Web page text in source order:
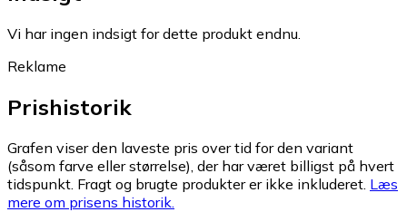
Vi har ingen indsigt for dette produkt endnu.
Reklame
Prishistorik
Grafen viser den laveste pris over tid for den variant
(såsom farve eller størrelse), der har været billigst på hvert
tidspunkt. Fragt og brugte produkter er ikke inkluderet. Læs
mere om prisens historik.